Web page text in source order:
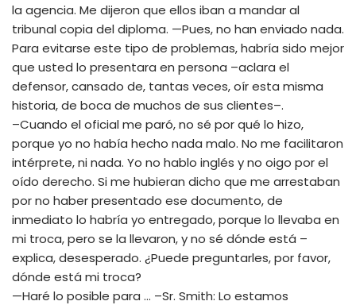
la agencia. Me dijeron que ellos iban a mandar al
tribunal copia del diploma. —Pues, no han enviado nada.
Para evitarse este tipo de problemas, habría sido mejor
que usted lo presentara en persona –aclara el
defensor, cansado de, tantas veces, oír esta misma
historia, de boca de muchos de sus clientes–.
–Cuando el oficial me paró, no sé por qué lo hizo,
porque yo no había hecho nada malo. No me facilitaron
intérprete, ni nada. Yo no hablo inglés y no oigo por el
oído derecho. Si me hubieran dicho que me arrestaban
por no haber presentado ese documento, de
inmediato lo habría yo entregado, porque lo llevaba en
mi troca, pero se la llevaron, y no sé dónde está –
explica, desesperado. ¿Puede preguntarles, por favor,
dónde está mi troca?
—Haré lo posible para … –Sr. Smith: Lo estamos